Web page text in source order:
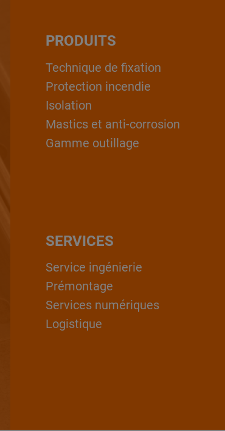
PRODUITS
Technique de fixation
Protection incendie
Isolation
Mastics et anti-corrosion
Gamme outillage
SERVICES
Service ingénierie
Prémontage
Services numériques
Logistique